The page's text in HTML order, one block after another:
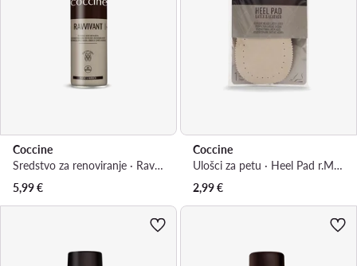
Coccine
Sredstvo za renoviranje · Ravvivant 55/59/250/01/Z/15v4
5,99€
Coccine
Ulošci za petu · Heel Pad r.M 665/94AZ
2,99€